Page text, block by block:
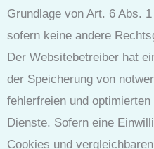
Grundlage von Art. 6 Abs.
sofern keine andere
Der Websitebetreiber hat
der Speicherung von
fehlerfreien und
Dienste. Sofern eine
Cookies und vergleichbaren